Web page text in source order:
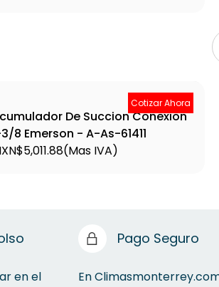
Cotizar Ahora
De Succion Conexion
8 Emerson - A-As-61411
(Mas IVA)
en el
Pago Seguro
En